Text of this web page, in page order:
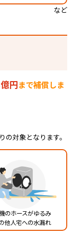
など
円まで補償しま
対象となります。
のホースがゆるみ
他人宅への水漏れ